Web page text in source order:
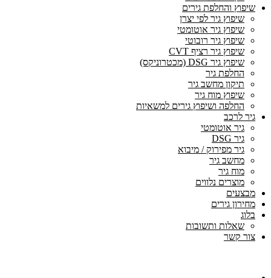
שיפוץ והחלפת גירים
שיפוץ גיר לפי יצרן
שיפוץ גיר אוטומטי
שיפוץ גיר רובוטי
שיפוץ גיר רציף CVT
שיפוץ גיר DSG (מכטרוניקס)
החלפת גיר
תיקון מחשב גיר
שיפוץ מוח גיר
החלפה ושיפוץ גירים למשאיות
גיר לרכב
גיר אוטומטי
גיר DSG
גיר מפירוק / מיבוא
מחשב גיר
מוח גיר
מוצרים נלווים
מבצעים
מחירון גירים
בלוג
שאלות ותשובות
צור קשר